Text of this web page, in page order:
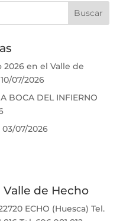
en el Valle de
10/07/2026
BOCA DEL INFIERNO
03/07/2026
de Hecho
ECHO (Huesca) Tel.